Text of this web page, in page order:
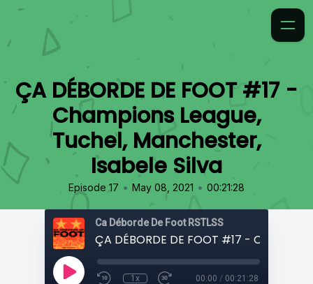
ÇA DÉBORDE DE FOOT #17 -
Champions League,
Tuchel, Manchester,
Isabele Silva
Episode 17 • May 08, 2021 • 00:21:28
Ca Déborde De Foot RSTLSS
1x 00:00 / 00:21:28